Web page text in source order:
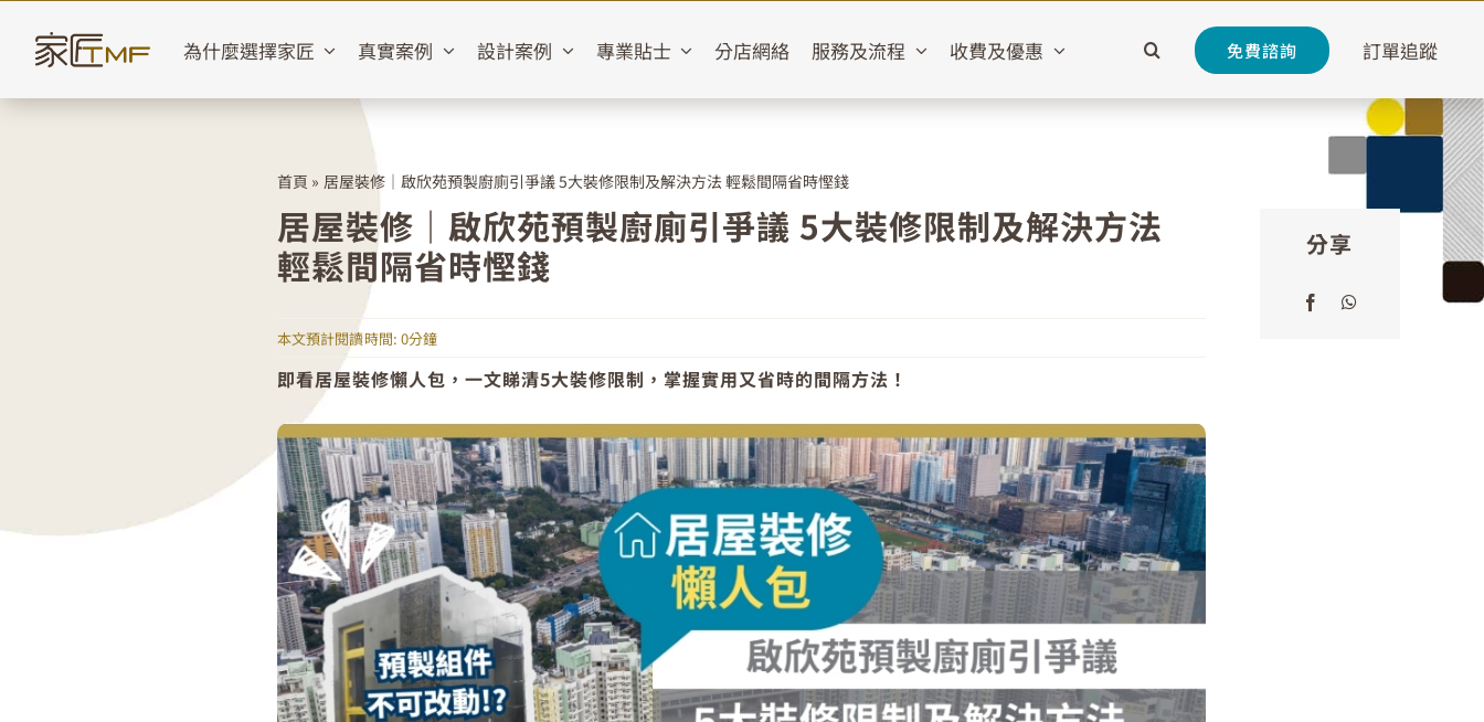
content
為什麼選擇家匠 真實案例 設計案例 專業貼士 分店網絡 服務及流程 收費及優惠 免費諮詢 訂單追蹤
首頁 » 居屋裝修｜啟欣苑預製廚廁引爭議 5大裝修限制及解決方法 輕鬆間隔省時慳錢
居屋裝修｜啟欣苑預製廚廁引爭議 5大裝修限制及解決方法
輕鬆間隔省時慳錢
本文預計閱讀時間: 0分鐘
即看居屋裝修懶人包，一文睇清5大裝修限制，掌握實用又省時的間隔方法！
分享